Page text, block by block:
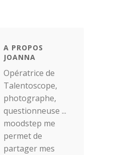
A PROPOS
JOANNA
Opératrice de
Talentoscope,
photographe,
questionneuse ...
moodstep me
permet de
partager mes